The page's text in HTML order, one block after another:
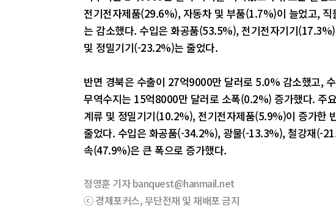
전기전자제품(29.6%), 자동차 및 부품(1.7%)이 늘었고,
는 감소했다. 수입은 화공품(53.5%), 전기전자기기
및 정밀기기(-23.2%)는 줄었다.
반면 경북은 수출이 27억9000만 달러로 5.0% 감소했고,
무역수지는 15억8000만 달러로 소폭(0.2%) 증가했다. 주
계류 및 정밀기기(10.2%), 전기전자제품(5.9%)이 증가한
줄었다. 수입은 화공품(-34.2%), 광물(-13.3%), 철강재(-
속(47.9%)은 큰 폭으로 증가했다.
정영훈 기자 banquest@hanmail.net
ⓒ 경제포커스, 무단전재 및 재배포 금지